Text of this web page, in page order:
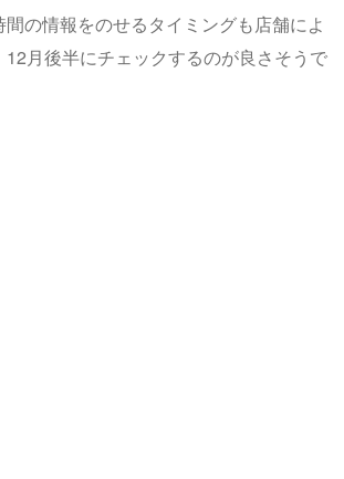
の情報をのせるタイミングも店舗によ
12月後半にチェックするのが良さそうで